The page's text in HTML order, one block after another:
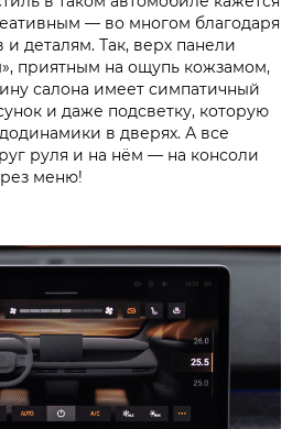
— во многом благодаря
деталям. Так, верх панели
приятным на ощупь кожзамом,
салона имеет симпатичный
и даже подсветку, которую
в дверях. А все
руля и на нём — на консоли
меню!